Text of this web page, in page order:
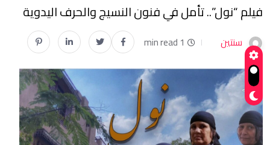
فيلم “نول”.. تأمل في فنون النسيج والحرف اليدوية
سنتين 1 min read